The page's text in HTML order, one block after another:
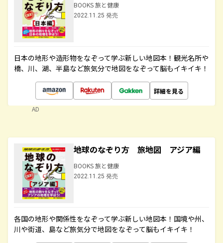
BOOKS 旅と健康
2022.11.25 発売
日本の地形や造形物をなぞって学ぶ新しい地図本！観光名所や
橋、川、湖、半島など旅気分で地図をなぞって脳もイキイキ！
詳細を見る
AD
地球のなぞり方 旅地図 アジア編
BOOKS 旅と健康
2022.11.25 発売
各国の地形や関係性をなぞって学ぶ新しい地図本！国境や州、
川や街道、島など旅気分で地図をなぞって脳もイキイキ！